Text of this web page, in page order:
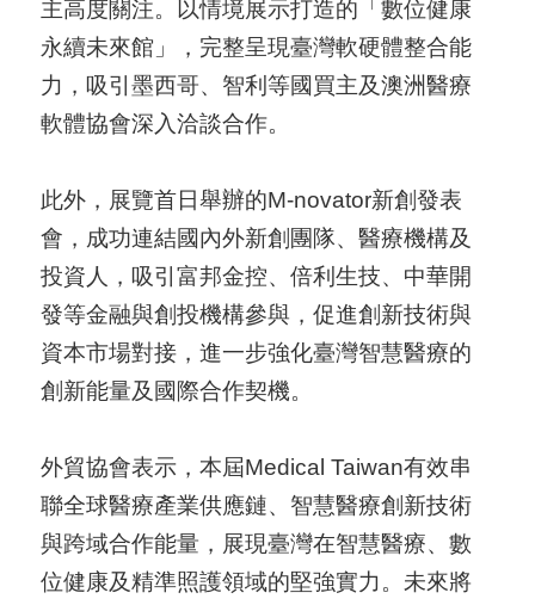
主高度關注。以情境展示打造的「數位健康
永續未來館」，完整呈現臺灣軟硬體整合能
力，吸引墨西哥、智利等國買主及澳洲醫療
軟體協會深入洽談合作。
此外，展覽首日舉辦的M-novator新創發表
會，成功連結國內外新創團隊、醫療機構及
投資人，吸引富邦金控、倍利生技、中華開
發等金融與創投機構參與，促進創新技術與
資本市場對接，進一步強化臺灣智慧醫療的
創新能量及國際合作契機。
外貿協會表示，本屆Medical Taiwan有效串
聯全球醫療產業供應鏈、智慧醫療創新技術
與跨域合作能量，展現臺灣在智慧醫療、數
位健康及精準照護領域的堅強實力。未來將